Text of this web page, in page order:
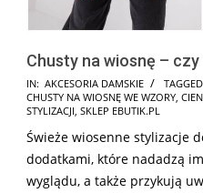
Chusty na wiosnę –
2026-
02-
IN: AKCESORIA DAMSKIE
CHUSTY NA WIOSNĘ WE WZORY,
STYLIZACJI, SKLEP EBUTIK.PL
Świeże wiosenne stylizacje
dodatkami, które nadadzą
wyglądu, a także przykują